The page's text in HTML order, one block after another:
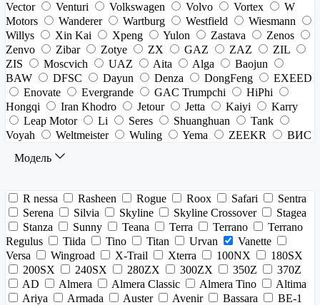
Vector
Venturi Volkswagen Volvo Vortex
W
Motors
Wanderer Wartburg Westfield
Wiesmann
Willys
Xin Kai Xpeng Yulon Zastava
Zenos
Zenvo
Zibar Zotye ZX GAZ ZAZ
ZIL
ZIS
Moscvich UAZ Aita Alga
Baojun
BAW
DFSC Dayun Denza DongFeng
EXEED
Enovate
Evergrande GAC Trumpchi
HiPhi
Hongqi
Iran Khodro Jetour Jetta Kaiyi
Karry
Leap Motor
Li Seres Shuanghuan
Tank
Voyah
Weltmeister Wuling Yema ZEEKR
ВИС
Модель
R nessa Rasheen Rogue Roox Safari
Sentra
Serena
Silvia Skyline Skyline Crossover
Stagea
Stanza
Sunny Teana Terra Terrano
Terrano
Regulus
Tiida Tino Titan Urvan
Vanette
Versa
Wingroad X-Trail Xterra 100NX
180SX
200SX
240SX 280ZX 300ZX 350Z
370Z
AD
Almera Almera Classic Almera Tino
Altima
Ariya
Armada Auster Avenir Bassara
BE-1